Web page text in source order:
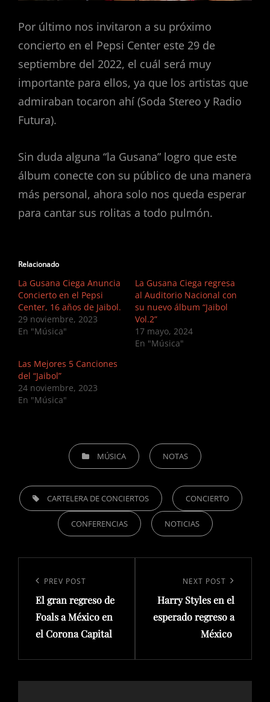
Por último nos invitaron a su próximo
concierto en el Pepsi Center este 29 de
septiembre del 2022, el cuál será muy
importante para ellos, ya que los artistas que
admiraban tocaron ahí (Soda Stereo y Radio
Futura).
Sin duda alguna “la Gusana” logro que este
álbum conecte con su público de una manera
más personal, ahora solo nos queda esperar
para cantar sus rolitas a todo pulmón.
Relacionado
La Gusana Ciega Anuncia
Concierto en el Pepsi
Center, 16 años de Jaibol.
29 noviembre, 2023
En "Música"
La Gusana Ciega regresa
al Auditorio Nacional con
su nuevo álbum “Jaibol
Vol.2”
17 mayo, 2024
En "Música"
Las Mejores 5 Canciones
del “Jaibol”
24 noviembre, 2023
En "Música"
CATEGORIESMÚSICA NOTAS
TAGS, CARTELERA DE CONCIERTOS CONCIERTO
CONFERENCIAS NOTICIAS
entradas
Previous
Post
PREV POST
El gran regreso de
Foals a México en
el Corona Capital
Post
NEXT POST
Harry Styles en el
esperado regreso a
México